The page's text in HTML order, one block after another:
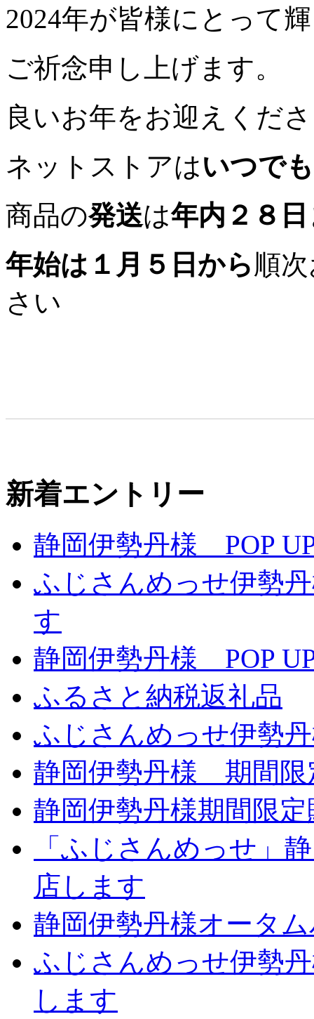
2024年が皆様にとって
ご祈念申し上げます。
良いお年をお迎えくだ
ネットストアはいつで
商品の発送は年内２８
年始は１月５日から順
さい
新着エントリー
静岡伊勢丹様 POP
ふじさんめっせ伊勢
す
静岡伊勢丹様 POP
ふるさと納税返礼品
ふじさんめっせ伊勢
静岡伊勢丹様 期間限
静岡伊勢丹様期間限
「ふじさんめっせ」
店します
静岡伊勢丹様オータ
ふじさんめっせ伊勢
します